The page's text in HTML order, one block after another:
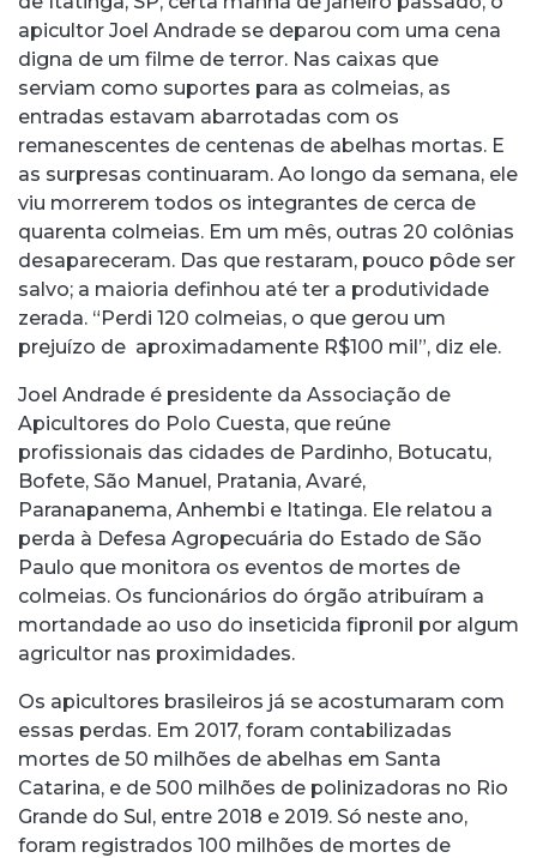
apicultor Joel Andrade se deparou com uma cena
digna de um filme de terror. Nas caixas que
serviam como suportes para as colmeias, as
entradas estavam abarrotadas com os
remanescentes de centenas de abelhas mortas. E
as surpresas continuaram. Ao longo da semana, ele
viu morrerem todos os integrantes de cerca de
quarenta colmeias. Em um mês, outras 20 colônias
desapareceram. Das que restaram, pouco pôde ser
salvo; a maioria definhou até ter a produtividade
zerada. “Perdi 120 colmeias, o que gerou um
prejuízo de aproximadamente R$100 mil”, diz ele.
Joel Andrade é presidente da Associação de
Apicultores do Polo Cuesta, que reúne
profissionais das cidades de Pardinho, Botucatu,
Bofete, São Manuel, Pratania, Avaré,
Paranapanema, Anhembi e Itatinga. Ele relatou a
perda à Defesa Agropecuária do Estado de São
Paulo que monitora os eventos de mortes de
colmeias. Os funcionários do órgão atribuíram a
mortandade ao uso do inseticida fipronil por algum
agricultor nas proximidades.
Os apicultores brasileiros já se acostumaram com
essas perdas. Em 2017, foram contabilizadas
mortes de 50 milhões de abelhas em Santa
Catarina, e de 500 milhões de polinizadoras no Rio
Grande do Sul, entre 2018 e 2019. Só neste ano,
foram registrados 100 milhões de mortes de